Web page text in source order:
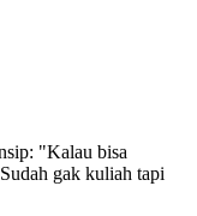
"Kalau bisa
gak kuliah tapi